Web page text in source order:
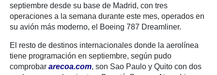
septiembre desde su base de Madrid, con tres
operaciones a la semana durante este mes, operados en
su avión más moderno, el Boeing 787 Dreamliner.
El resto de destinos internacionales donde la aerolínea
tiene programación en septiembre, según pudo
comprobar arecoa.com, son Sao Paulo y Quito con dos